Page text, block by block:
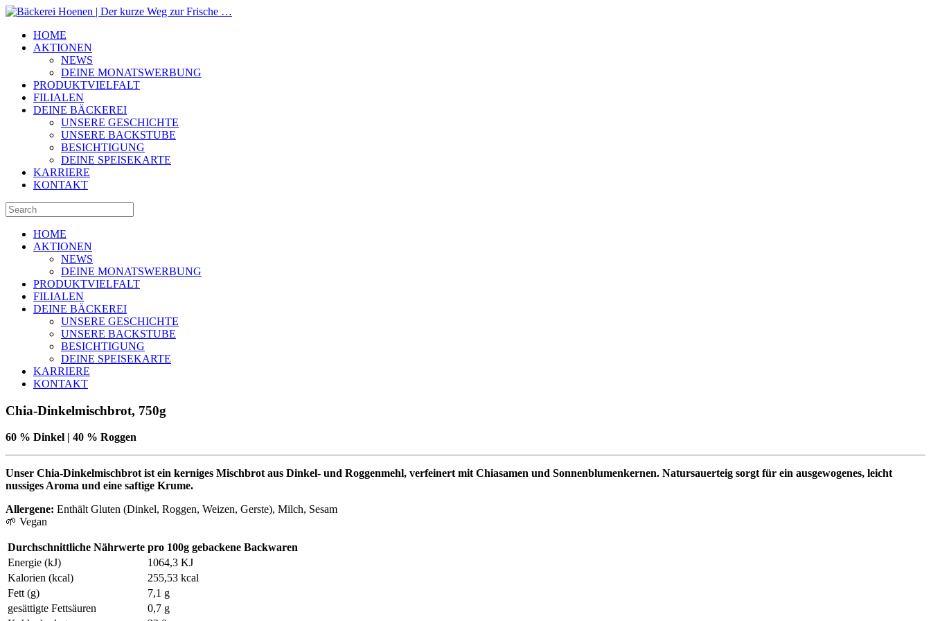
HOME
AKTIONEN
NEWS
DEINE MONATSWERBUNG
PRODUKTVIELFALT
FILIALEN
DEINE BÄCKEREI
UNSERE GESCHICHTE
UNSERE BACKSTUBE
BESICHTIGUNG
DEINE SPEISEKARTE
KARRIERE
KONTAKT
HOME
AKTIONEN
NEWS
DEINE MONATSWERBUNG
PRODUKTVIELFALT
FILIALEN
DEINE BÄCKEREI
UNSERE GESCHICHTE
UNSERE BACKSTUBE
BESICHTIGUNG
DEINE SPEISEKARTE
KARRIERE
KONTAKT
Chia-Dinkelmischbrot, 750g
60 % Dinkel | 40 % Roggen
Unser Chia-Dinkelmischbrot ist ein kerniges Mischbrot aus Dinkel- und Roggenmehl, verfeinert mit Chiasamen und Sonnenblumenkernen. Natursauerteig sorgt für ein ausgewogenes, leicht
nussiges Aroma und eine saftige Krume.
Allergene: Enthält Gluten (Dinkel, Roggen, Weizen, Gerste), Milch, Sesam
🌱 Vegan
Durchschnittliche Nährwerte pro 100g gebackene Backwaren
Energie (kJ)
1064,3 KJ
Kalorien (kcal)
255,53 kcal
Fett (g)
7,1 g
gesättigte Fettsäuren
0,7 g